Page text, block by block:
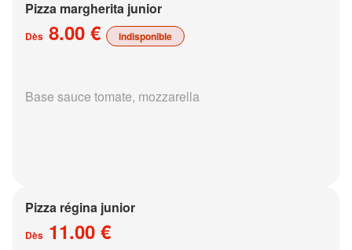
Pizza margherita junior
Dès 8.00 € indisponible
Base sauce tomate, mozzarella
Pizza régina junior
Dès 11.00 €